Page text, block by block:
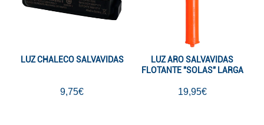
LUZ CHALECO SALVAVIDAS
9,75€
LUZ ARO SALVAVIDAS
FLOTANTE "SOLAS" LARGA
19,95€